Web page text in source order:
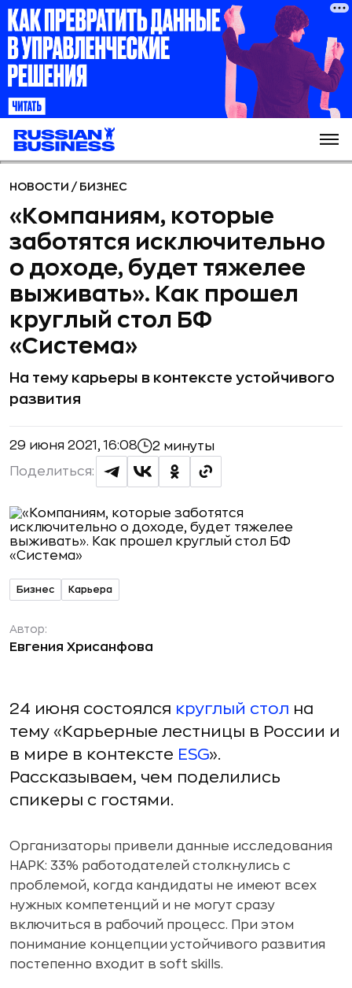
НОВОСТИ / БИЗНЕС
«Компаниям, которые
заботятся исключительно
о доходе, будет тяжелее
выживать». Как прошел
круглый стол БФ
«Система»
На тему карьеры в контексте устойчивого
развития
29 июня 2021, 16:08 2 минуты
Поделиться:
Бизнес Карьера
Автор:
Евгения Хрисанфова
24 июня состоялся круглый стол на
тему «Карьерные лестницы в России и
в мире в контексте ESG».
Рассказываем, чем поделились
спикеры с гостями.
Организаторы привели данные исследования
НАРК: 33% работодателей столкнулись с
проблемой, когда кандидаты не имеют всех
нужных компетенций и не могут сразу
включиться в рабочий процесс. При этом
понимание концепции устойчивого развития
постепенно входит в soft skills.